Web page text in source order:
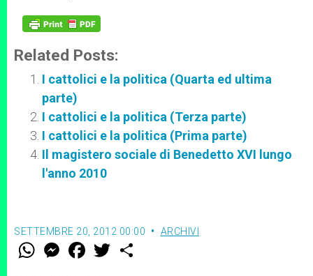
Related Posts:
I cattolici e la politica (Quarta ed ultima
parte)
I cattolici e la politica (Terza parte)
I cattolici e la politica (Prima parte)
Il magistero sociale di Benedetto XVI lungo
l'anno 2010
SETTEMBRE 20, 2012 00:00 ARCHIVI
W M
e
F
a w